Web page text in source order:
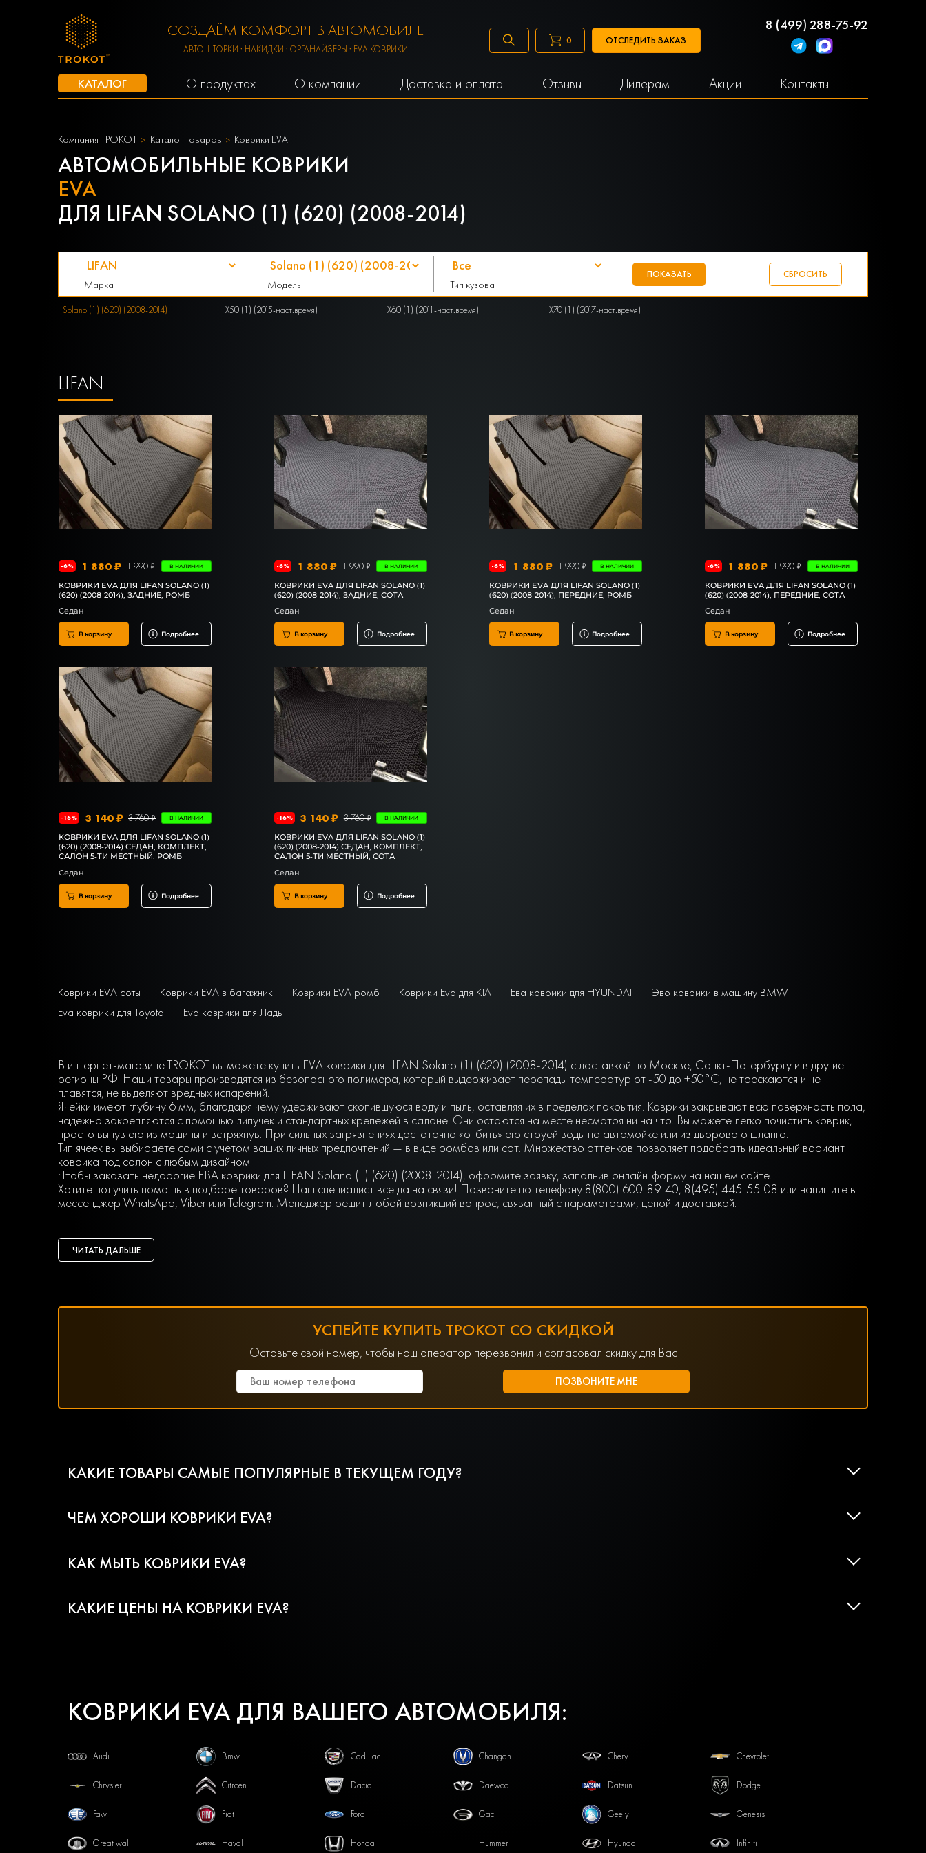
СОЗДАЁМ КОМФОРТ В АВТОМОБИЛЕ
АВТОШТОРКИ · НАКИДКИ · ОРГАНАЙЗЕРЫ · EVA КОВРИКИ
0 ОТСЛЕДИТЬ ЗАКАЗ
8 (499) 288-75-92
КАТАЛОГ О продуктах О компании Доставка и оплата Отзывы Дилерам Акции Контакты
Компания ТРОКОТ Каталог товаров Коврики EVA
АВТОМОБИЛЬНЫЕ КОВРИКИ
EVA
ДЛЯ LIFAN SOLANO (1) (620) (2008-2014)
Марка Модель Тип кузова
Solano (1) (620) (2008-2014) X50 (1) (2015-наст.время) X60 (1) (2011-наст.время) X70 (1) (2017-наст.время)
LIFAN
-6% 1 880 ₽ 1 990 ₽ В НАЛИЧИИ
КОВРИКИ EVA ДЛЯ LIFAN SOLANO (1)
(620) (2008-2014), ЗАДНИЕ, РОМБ
Седан
В корзину Подробнее
-6% 1 880 ₽ 1 990 ₽ В НАЛИЧИИ
КОВРИКИ EVA ДЛЯ LIFAN SOLANO (1)
(620) (2008-2014), ЗАДНИЕ, СОТА
Седан
В корзину Подробнее
-6% 1 880 ₽ 1 990 ₽ В НАЛИЧИИ
КОВРИКИ EVA ДЛЯ LIFAN SOLANO (1)
(620) (2008-2014), ПЕРЕДНИЕ, РОМБ
Седан
В корзину Подробнее
-6% 1 880 ₽ 1 990 ₽ В НАЛИЧИИ
КОВРИКИ EVA ДЛЯ LIFAN SOLANO (1)
(620) (2008-2014), ПЕРЕДНИЕ, СОТА
Седан
В корзину Подробнее
-16% 3 140 ₽ 3 760 ₽ В НАЛИЧИИ
КОВРИКИ EVA ДЛЯ LIFAN SOLANO (1)
(620) (2008-2014) СЕДАН, КОМПЛЕКТ,
САЛОН 5-ТИ МЕСТНЫЙ, РОМБ
Седан
В корзину Подробнее
-16% 3 140 ₽ 3 760 ₽ В НАЛИЧИИ
КОВРИКИ EVA ДЛЯ LIFAN SOLANO (1)
(620) (2008-2014) СЕДАН, КОМПЛЕКТ,
САЛОН 5-ТИ МЕСТНЫЙ, СОТА
Седан
В корзину Подробнее
Коврики EVA соты Коврики EVA в багажник Коврики EVA ромб Коврики Eva для KIA Ева коврики для HYUNDAI
Эво коврики в машину BMW
Eva коврики для Toyota
Eva коврики для Лады
В интернет-магазине TROKOT вы можете купить EVA коврики для LIFAN Solano (1) (620) (2008-2014) с доставкой по Москве, Санкт-Петербургу и в другие
регионы РФ. Наши товары производятся из безопасного полимера, который выдерживает перепады температур от -50 до +50°С, не трескаются и не
плавятся, не выделяют вредных испарений.
Ячейки имеют глубину 6 мм, благодаря чему удерживают скопившуюся воду и пыль, оставляя их в пределах покрытия. Коврики закрывают всю поверхность пола,
надежно закрепляются с помощью липучек и стандартных крепежей в салоне. Они остаются на месте несмотря ни на что. Вы можете легко почистить коврик,
просто вынув его из машины и встряхнув. При сильных загрязнениях достаточно «отбить» его струей воды на автомойке или из дворового шланга.
Тип ячеек вы выбираете сами с учетом ваших личных предпочтений — в виде ромбов или сот. Множество оттенков позволяет подобрать идеальный вариант
коврика под салон с любым дизайном.
Чтобы заказать недорогие ЕВА коврики для LIFAN Solano (1) (620) (2008-2014), оформите заявку, заполнив онлайн-форму на нашем сайте.
Хотите получить помощь в подборе товаров? Наш специалист всегда на связи! Позвоните по телефону 8(800) 600-89-40, 8(495) 445-55-08 или напишите в
мессенджер WhatsApp, Viber или Telegram. Менеджер решит любой возникший вопрос, связанный с параметрами, ценой и доставкой.
ЧИТАТЬ ДАЛЬШЕ
УСПЕЙТЕ КУПИТЬ ТРОКОТ СО СКИДКОЙ
Оставьте свой номер, чтобы наш оператор перезвонил и согласовал скидку для Вас
КАКИЕ ТОВАРЫ САМЫЕ ПОПУЛЯРНЫЕ В ТЕКУЩЕМ ГОДУ?
ЧЕМ ХОРОШИ КОВРИКИ EVA?
КАК МЫТЬ КОВРИКИ EVA?
КАКИЕ ЦЕНЫ НА КОВРИКИ EVA?
КОВРИКИ EVA ДЛЯ ВАШЕГО АВТОМОБИЛЯ:
Audi Bmw Cadillac Changan Chery Chevrolet
Chrysler Citroen Dacia Daewoo Datsun Dodge
Faw Fiat Ford Gac Geely Genesis
Great wall Haval Honda Hummer Hyundai Infiniti